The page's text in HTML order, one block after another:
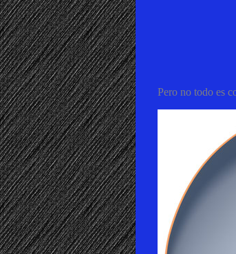
Pero no todo es